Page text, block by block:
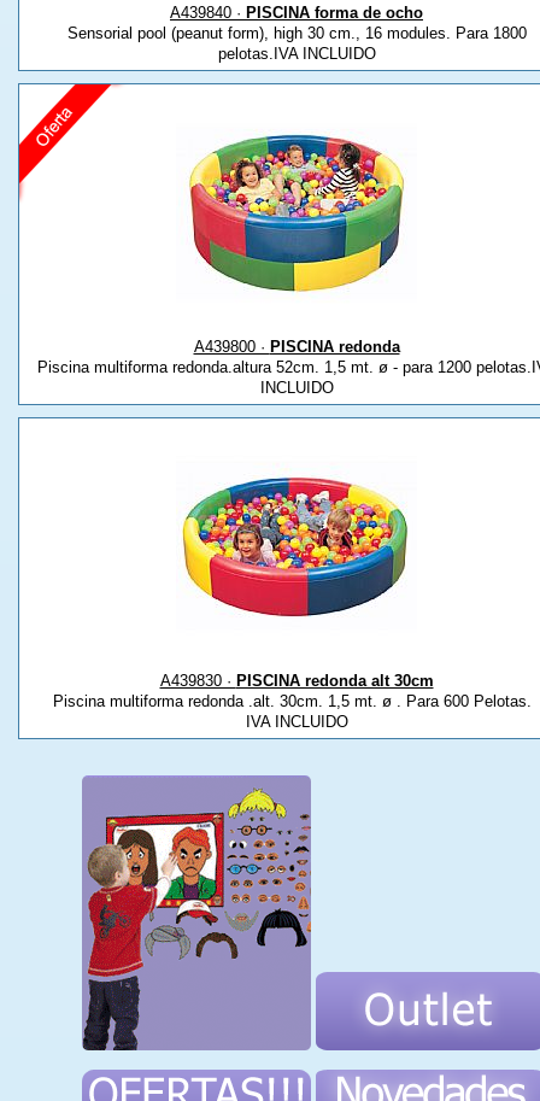
A439840 · PISCINA forma de ocho
Sensorial pool (peanut form), high 30 cm., 16 modules. Para 1800
pelotas.IVA INCLUIDO
A439800 · PISCINA redonda
Piscina multiforma redonda.altura 52cm. 1,5 mt. ø - para 1200
INCLUIDO
A439830 · PISCINA redonda alt 30cm
Piscina multiforma redonda .alt. 30cm. 1,5 mt. ø . Para 600 Pelotas.
IVA INCLUIDO